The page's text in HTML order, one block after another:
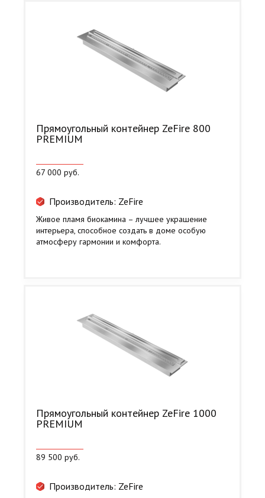
Прямоугольный контейнер ZeFire 800
PREMIUM
67 000 руб.
Производитель: ZeFire
Живое пламя биокамина – лучшее украшение
интерьера, способное создать в доме особую
атмосферу гармонии и комфорта.
Прямоугольный контейнер ZeFire 1000
PREMIUM
89 500 руб.
Производитель: ZeFire